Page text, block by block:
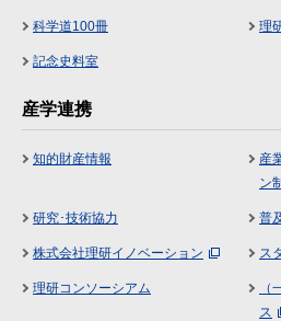
科学道100冊 理
記念史料室
産学連携
知的財産情報
産
ン
研究･技術協力 普
株式会社理研イノベーション ス
理研コンソーシアム
ス